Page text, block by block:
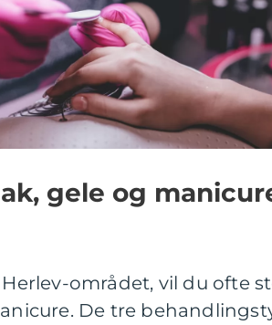
gele og
området, vil du ofte
De tre